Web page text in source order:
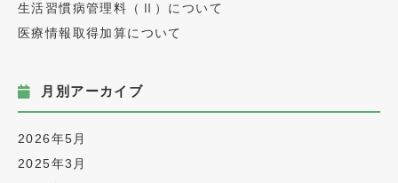
生活習慣病管理料（Ⅱ）について
医療情報取得加算について
月別アーカイブ
2026年5月
2025年3月